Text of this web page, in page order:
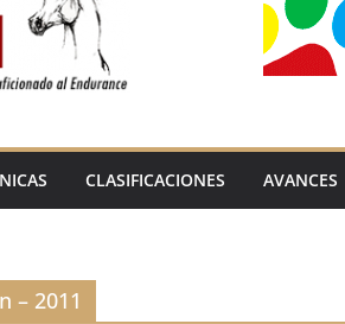
CLASIFICACIONES AVANCES
– 2011